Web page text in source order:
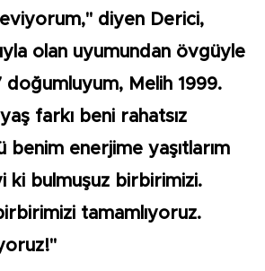
diyen Derici,
olan uyumundan övgüyle
doğumluyum, Melih 1999.
farkı beni rahatsız
benim enerjime yaşıtlarım
ki bulmuşuz birbirimizi.
tamamlıyoruz.